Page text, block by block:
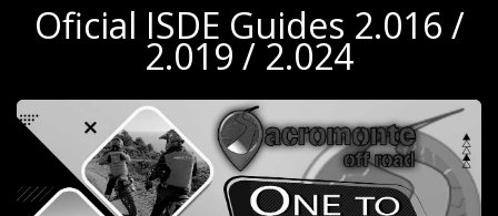
Oficial ISDE Guides 2.016 /
2.019 / 2.024